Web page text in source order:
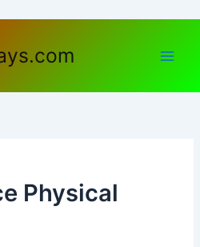
Physical